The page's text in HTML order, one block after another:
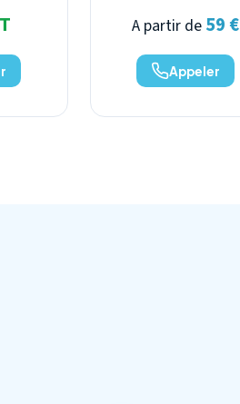
A partir de 59 €
Appeler